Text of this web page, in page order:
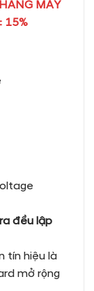
MÁY
15%
đều lập
tín hiệu là
mở rộng